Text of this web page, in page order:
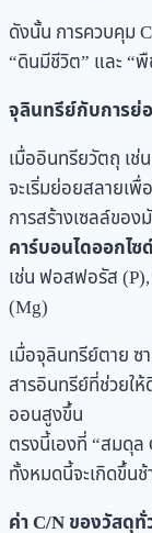
ดังนั้น การควบคุม
“ดินมีชีวิต” และ “
จุลินทรีย์กับการย่
เมื่ออินทรียวัตถุ เช่
จะเริ่มย่อยสลายเพื่
การสร้างเซลล์ขอ
คาร์บอนไดออกไซ
เช่น ฟอสฟอรัส
(Mg)
เมื่อจุลินทรีย์ตาย ซ
สารอินทรีย์ที่ช่วยใ
ออนสูงขึ้น
ตรงนี้เองที่ “สมดุล
ทั้งหมดนี้จะเกิดขึ้นช้
ค่า C/N ของวัสดุทั่